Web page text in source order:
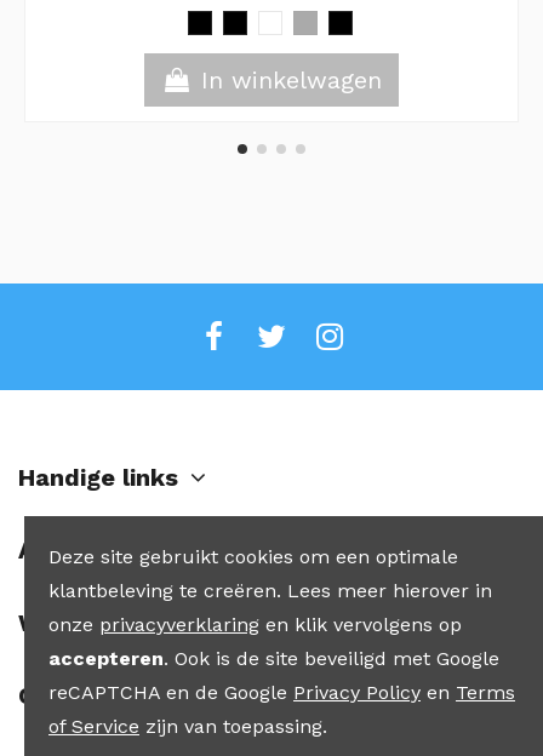
In winkelwagen
Handige links
Account
Winkel
Contact
Deze site gebruikt cookies om een optimale
klantbeleving te creëren. Lees meer hierover in
onze privacyverklaring en klik vervolgens op
accepteren. Ook is de site beveiligd met Google
reCAPTCHA en de Google Privacy Policy en Terms
of Service zijn van toepassing.